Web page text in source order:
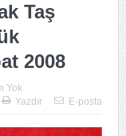
Taş
2008
Yok
Yazdır
E-posta